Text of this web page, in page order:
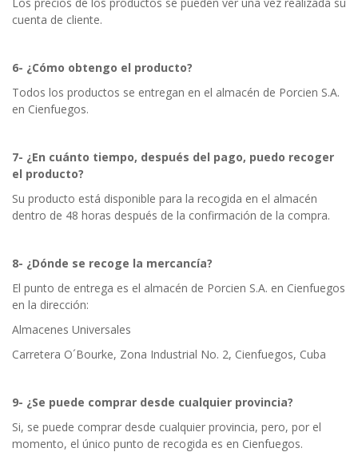
cuenta de cliente.
6- ¿Cómo obtengo el producto?
Todos los productos se entregan en el almacén de Porcien S.A.
en Cienfuegos.
7- ¿En cuánto tiempo, después del pago, puedo recoger
el producto?
Su producto está disponible para la recogida en el almacén
dentro de 48 horas después de la confirmación de la compra.
8- ¿Dónde se recoge la mercancía?
El punto de entrega es el almacén de Porcien S.A. en Cienfuegos
en la dirección:
Almacenes Universales
Carretera O´Bourke, Zona Industrial No. 2, Cienfuegos, Cuba
9- ¿Se puede comprar desde cualquier provincia?
Si, se puede comprar desde cualquier provincia, pero, por el
momento, el único punto de recogida es en Cienfuegos.